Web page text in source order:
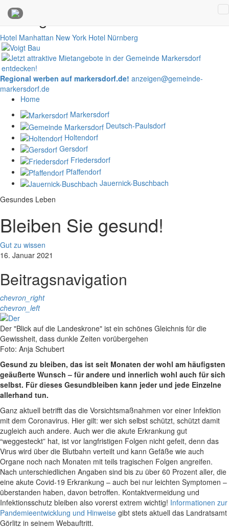
Anzeigen
Hotel Manhattan New York Hotel Nürnberg
Regional werben auf markersdorf.de! anzeigen@gemeinde-
markersdorf.de
Home
Markersdorf
Deutsch-Paulsdorf
Holtendorf
Gersdorf
Friedersdorf
Pfaffendorf
Jauernick-Buschbach
Gesundes Leben
Bleiben Sie gesund!
Gut zu wissen
16. Januar 2021
Beitragsnavigation
chevron_right
chevron_left
Der "Blick auf die Landeskrone" ist ein schönes Gleichnis für die
Gewissheit, dass dunkle Zeiten vorübergehen
Foto: Anja Schubert
Gesund zu bleiben, das ist seit Monaten der wohl am häufigsten
geäußerte Wunsch – für andere und innerlich wohl auch für sich
selbst. Für dieses Gesundbleiben kann jeder und jede Einzelne
allerhand tun.
Ganz aktuell betrifft das die Vorsichtsmaßnahmen vor einer Infektion
mit dem Coronavirus. Hier gilt: wer sich selbst schützt, schützt damit
zugleich auch andere. Auch wer die akute Erkrankung gut
“weggesteckt” hat, ist vor langfristigen Folgen nicht gefeit, denn das
Virus wird über die Blutbahn verteilt und kann Gefäße wie auch
Organe noch nach Monaten mit teils tragischen Folgen angreifen.
Nach unterschiedlichen Angaben sind bis zu über 60 Prozent aller, die
eine akute Covid-19 Erkrankung – auch bei nur leichten Symptomen –
überstanden haben, davon betroffen. Kontaktvermeidung und
Infektionsschutz bleiben also vorerst extrem wichtig! Informationen zur
Pandemieentwicklung und Hinweise gibt stets aktuell das Landratsamt
Görlitz in seinem Webauftritt.